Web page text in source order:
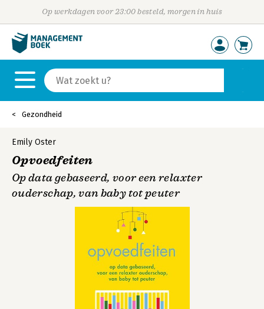
Op werkdagen voor 23:00 besteld, morgen in huis
Gezondheid
Emily Oster
Opvoedfeiten
Op data gebaseerd, voor een relaxter
ouderschap, van baby tot peuter